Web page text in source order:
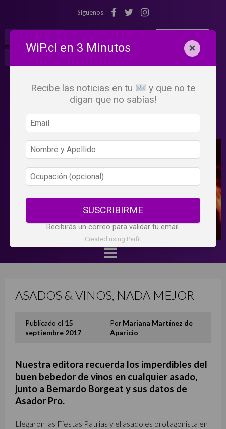
Síguenos
ASADOS & VINOS, NADA MEJOR
Publicado el 15
septiembre 2017
Por Mariana Martínez de
Aparicio
Nuestra editora recuerda los imperdibles del
buen bebedor de vinos en cualquier asado,
junto a Bernardo Borgeat y sus datos de
Asador Pro.
Llegaron las Fiestas Patrias y el asado es protagonista en
WiP.cl en 3 Minutos ×
Recibe las noticias en tu
y que no te
digan que no sabías!
SUSCRIBIRME
Recibirás un correo para validar tu email.
Created using Perfit